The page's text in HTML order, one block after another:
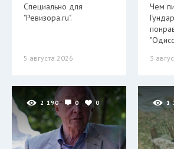
Специально для
"Ревизора.ru".
5 августа 2026
Чем
3
2 190 0 0 1